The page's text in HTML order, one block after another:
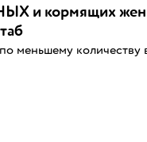
кормящих
меньшему количеству